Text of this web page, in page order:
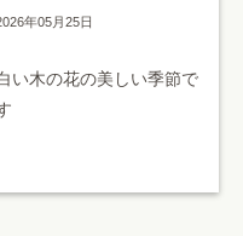
年05月25日
い木の花の美しい季節で